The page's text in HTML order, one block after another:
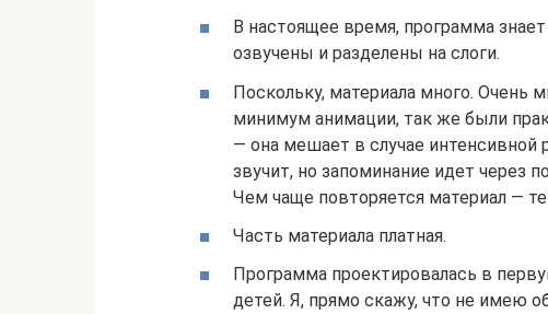
В настоящее время, программа
озвучены и разделены на слоги.
Поскольку, материала много. Очень
минимум анимации, так же были
— она мешает в случае интенсивной
звучит, но запоминание идет через
Чем чаще повторяется материал —
Часть материала платная.
Программа проектировалась в
детей. Я, прямо скажу, что не имею